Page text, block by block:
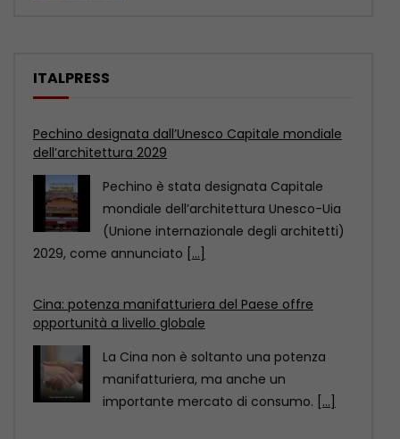
ITALPRESS
Cina: potenza manifatturiera del Paese offre
opportunità a livello globale
La Cina non è soltanto una potenza
manifatturiera, ma anche un
importante mercato di consumo.[...]
immersioni. Sanzioni per 90 mila euro
COMO (ITALPRESS) – Venti centri
immersioni, sui Laghi Maggiore, di
Lugano, di Como, d’Orta, d’Iseo